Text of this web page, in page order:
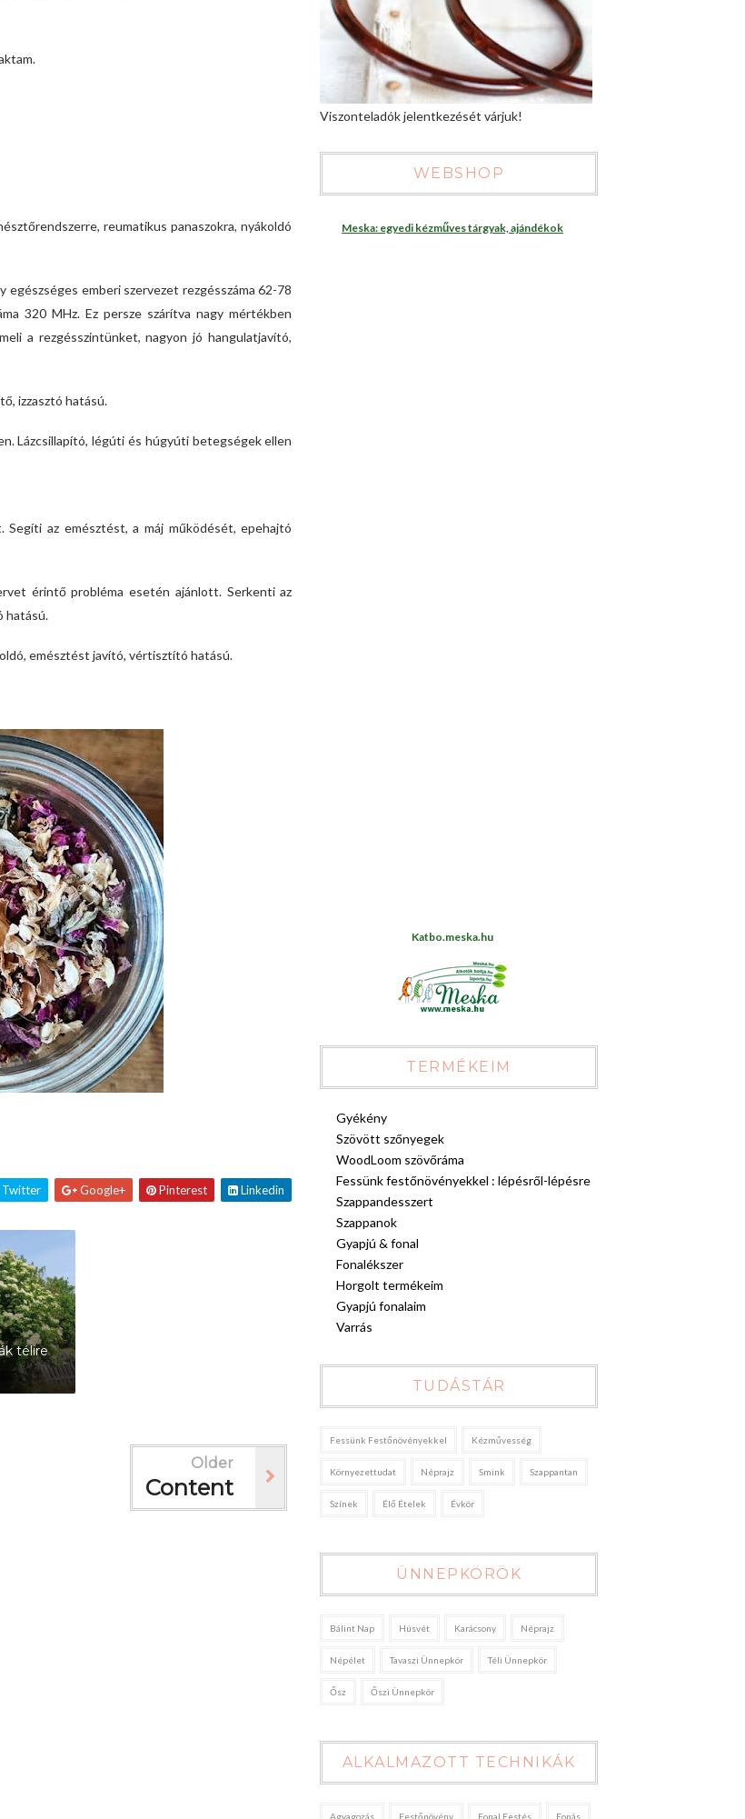
reumatikus panaszokra, nyákoldó
egészséges emberi szervezet rezgésszáma 62-78
320 MHz. Ez persze szárítva nagy mértékben
a rezgésszintünket, nagyon jó hangulatjavító,
izzasztó hatású.
Lázcsillapító, légúti és húgyúti betegségek ellen
az emésztést, a máj működését, epehajtó
érintő probléma esetén ajánlott. Serkenti az
hatású.
emésztést javító, vértisztító hatású.
Twitter Google+ Pinterest Linkedin
télire
Older
Content
Viszonteladók jelentkezését várjuk!
WEBSHOP
Meska: egyedi kézműves tárgyak, ajándékok
Katbo.meska.hu
TERMÉKEIM
Gyékény
Szövött szőnyegek
WoodLoom szövőráma
Fessünk festőnövényekkel : lépésről-lépésre
Szappandesszert
Szappanok
Gyapjú & fonal
Fonalékszer
Horgolt termékeim
Gyapjú fonalaim
Varrás
TUDÁSTÁR
Fessünk Festőnövényekkel Kézművesség
Környezettudat Néprajz Smink Szappantan
Színek Élő Ételek Évkör
ÜNNEPKÖRÖK
Bálint Nap Húsvét Karácsony Néprajz
Népélet Tavaszi Ünnepkör Téli Ünnepkör
Ősz Őszi Ünnepkör
ALKALMAZOTT TECHNIKÁK
Agyagozás Festőnövény Fonal Festés Fonás